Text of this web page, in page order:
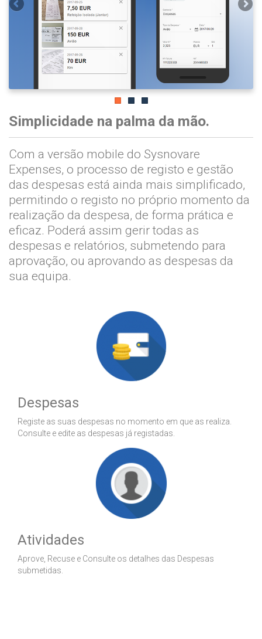
Simplicidade na palma da mão.
Com a versão mobile do Sysnovare
Expenses, o processo de registo e gestão
das despesas está ainda mais simplificado,
permitindo o registo no próprio momento da
realização da despesa, de forma prática e
eficaz. Poderá assim gerir todas as
despesas e relatórios, submetendo para
aprovação, ou aprovando as despesas da
sua equipa.
Despesas
Registe as suas despesas no momento em que as realiza.
Consulte e edite as despesas já registadas.
Atividades
Aprove, Recuse e Consulte os detalhes das Despesas
submetidas.